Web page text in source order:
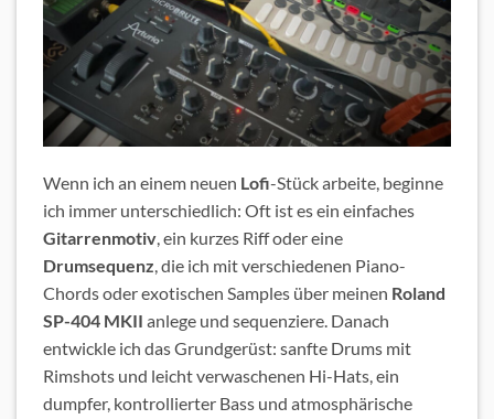
Wenn ich an einem neuen Lofi-Stück arbeite, beginne
ich immer unterschiedlich: Oft ist es ein einfaches
Gitarrenmotiv, ein kurzes Riff oder eine
Drumsequenz, die ich mit verschiedenen Piano-
Chords oder exotischen Samples über meinen Roland
SP-404 MKII anlege und sequenziere. Danach
entwickle ich das Grundgerüst: sanfte Drums mit
Rimshots und leicht verwaschenen Hi-Hats, ein
dumpfer, kontrollierter Bass und atmosphärische